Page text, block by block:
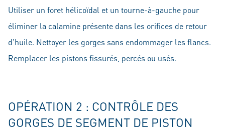
Utiliser un foret hélicoïdal et un tourne-à-gauche pour
éliminer la calamine présente dans les orifices de retour
d'huile. Nettoyer les gorges sans endommager les flancs.
Remplacer les pistons fissurés, percés ou usés.
OPÉRATION 2 : CONTRÔLE DES
GORGES DE SEGMENT DE PISTON